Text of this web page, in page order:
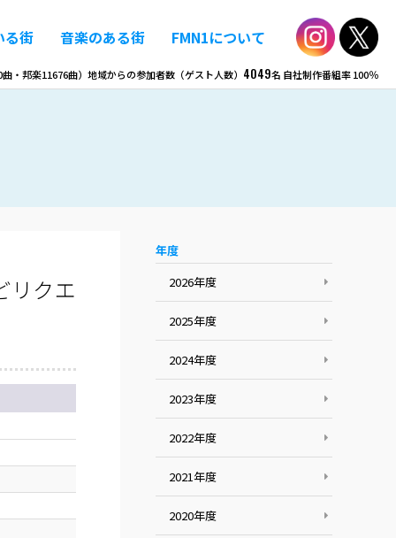
る街 音楽のある街 FMN1について
曲・邦楽11676曲） 地域からの参加者数（ゲスト人数） 4049名 自社制作番組率100％
リクエ
年度
2026年度
2025年度
2024年度
2023年度
2022年度
2021年度
2020年度